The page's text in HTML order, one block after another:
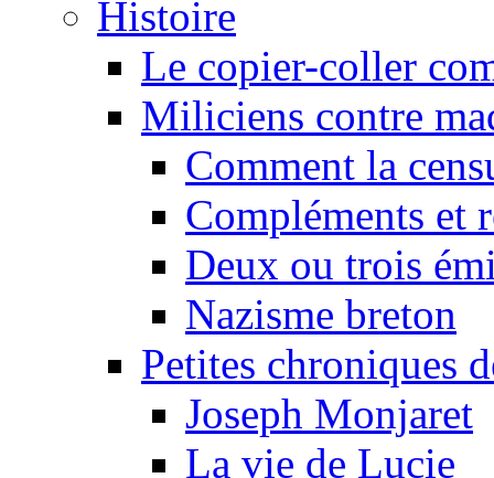
Histoire
Le copier-coller
Miliciens contre
Comment la
Compléments et
Deux ou trois
Nazisme breton
Petites chroniques
Joseph Monjaret
La vie de Lucie